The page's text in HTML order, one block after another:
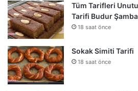
Tüm Tarifleri
Tarifi Budur
18 saat önce
Sokak Simiti Tarifi
18 saat önce